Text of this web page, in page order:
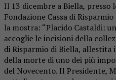
Il 13 dicembre a Biella, presso
Fondazione Cassa di
la mostra: “Placido Castaldi:
accoglie le incisioni della
di Risparmio di Biella, allestita
della morte di uno dei più
del Novecento. Il Presidente,